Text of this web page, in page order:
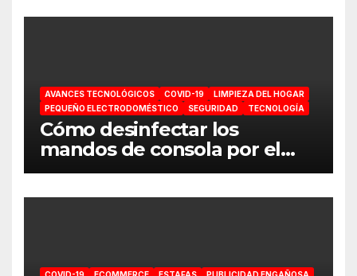
AVANCES TECNOLÓGICOS COVID-19
LIMPIEZA DEL HOGAR
PEQUEÑO ELECTRODOMÉSTICO
SEGURIDAD TECNOLOGÍA
Cómo desinfectar los
mandos de consola por el
coronavirus